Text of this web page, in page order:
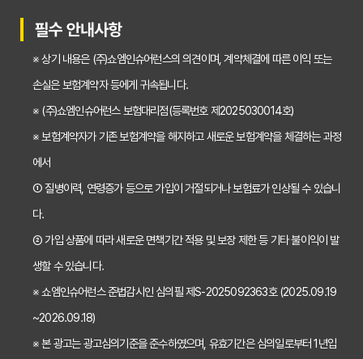
임플란트, 크라운 치료비 부담? 치아보험 비교사이트 활용법 및 보장꿀팁
2026년 치아보험, 가격 vs 보장! 비교 분석으로 나에게 딱 맞는 보험 찾기
치아보험 비교사이트 활용법: 숨겨진 보장까지 꼼꼼하게 찾는 꿀팁
치아보험 비교사이트 활용법: 숨은 꿀팁 대방출! 보험료 절약 노하우
필수 안내사항
※ 상기 내용은 (주)쇼엠인슈어런스의 의견이며, 계약체결에 따른 이익 또는
손실은 보험계약자 등에게 귀속됩니다.
※ (주)쇼엠인슈어런스 보험대리점(등록번호 제2025030014호)
※ 보험계약자가 기존 보험계약을 해지하고 새로운 보험계약을 체결하는 과정
에서
① 질병이력, 연령증가 등으로 가입이 거절되거나 보험료가 인상될 수 있습니
다.
② 가입 상품에 따라 새로운 면책기간 적용 및 보장 제한 등 기타 불이익이 발
생할 수 있습니다.
※ 쇼엠인슈어런스 준법감시인 심의필 제S-2025092363호 (2025.09.19
~2026.09.18)
※ 본 광고는 광고심의기준을 준수하였으며, 유효기간은 심의일로부터 1년입